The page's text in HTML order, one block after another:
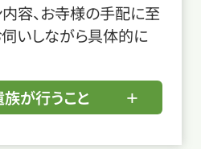
容、お寺様の手配に至
伺いしながら具体的に
族が行うこと